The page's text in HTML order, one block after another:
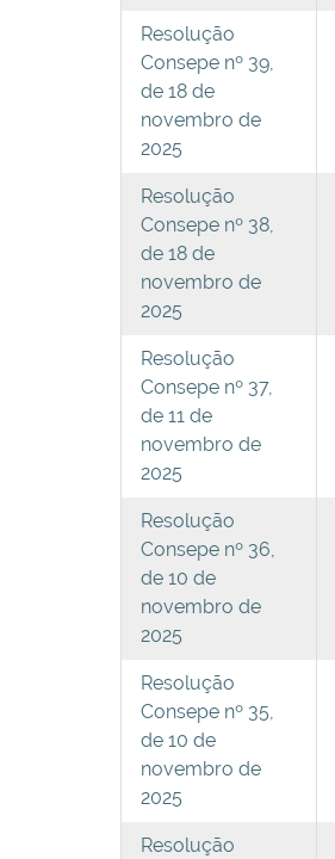
Resolução
Consepe nº 39,
de 18 de
novembro de
2025
Resolução
Consepe nº 38,
de 18 de
novembro de
2025
Resolução
Consepe nº 37,
de 11 de
novembro de
2025
Resolução
Consepe nº 36,
de 10 de
novembro de
2025
Resolução
Consepe nº 35,
de 10 de
novembro de
2025
Resolução